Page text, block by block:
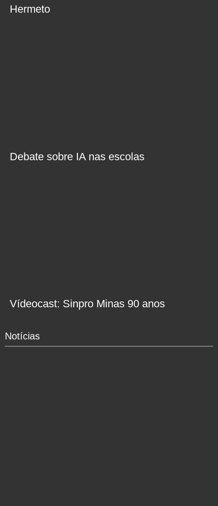
Hermeto
Debate sobre IA nas escolas
Vídeocast: Sinpro Minas 90 anos
Notícias